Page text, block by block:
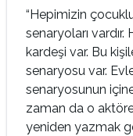
“Hepimizin
senaryoları vardır.
kardeşi var. Bu
senaryosu var.
senaryosunun
zaman da o
yeniden yazmak